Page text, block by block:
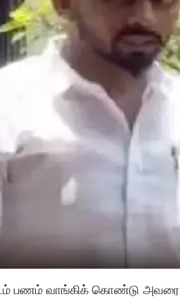
பணம் வாங்கிக் கொண்டு அவரை